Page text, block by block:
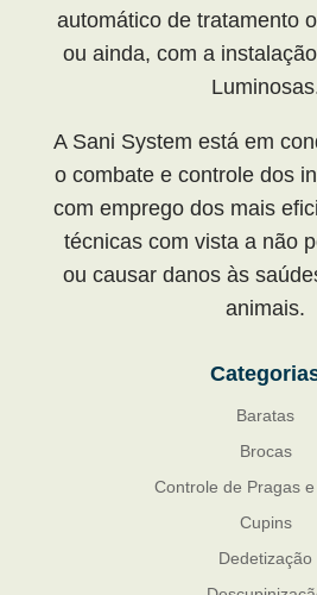
automático de tratamento
ou ainda, com a
A Sani System está em
o combate e controle dos
com emprego dos mais
técnicas com vista a não
ou causar danos às
animais.
Baratas
Brocas
Controle de Pragas
Cupins
Dedetização